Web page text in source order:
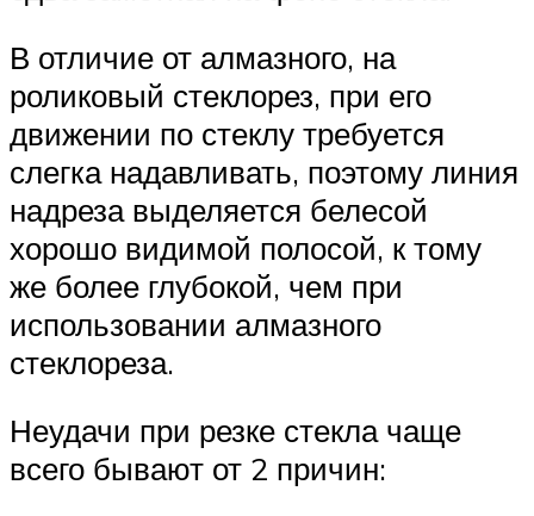
В отличие от алмазного, на
роликовый стеклорез, при его
движении по стеклу требуется
слегка надавливать, поэтому линия
надреза выделяется белесой
хорошо видимой полосой, к тому
же более глубокой, чем при
использовании алмазного
стеклореза.
Неудачи при резке стекла чаще
всего бывают от 2 причин: